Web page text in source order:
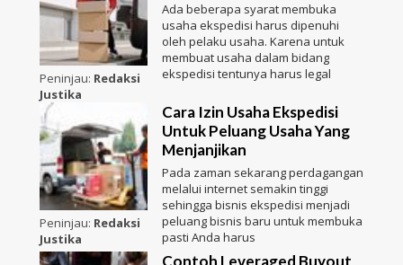
Peninjau: Redaksi
Justika
Ada beberapa syarat membuka
usaha ekspedisi harus dipenuhi
oleh pelaku usaha. Karena untuk
membuat usaha dalam bidang
ekspedisi tentunya harus legal
Peninjau: Redaksi
Justika
Cara Izin Usaha Ekspedisi
Untuk Peluang Usaha Yang
Menjanjikan
Pada zaman sekarang perdagangan
melalui internet semakin tinggi
sehingga bisnis ekspedisi menjadi
peluang bisnis baru untuk membuka
pasti Anda harus
Contoh Leveraged Buyout